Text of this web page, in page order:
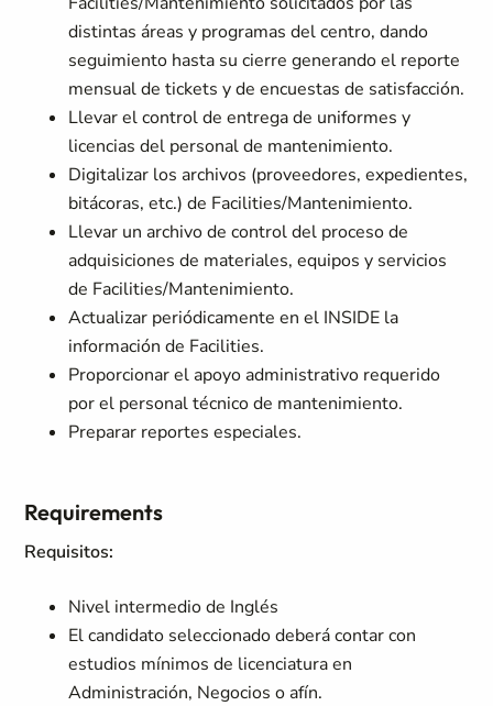
distintas áreas y programas del centro, dando
seguimiento hasta su cierre generando el reporte
mensual de tickets y de encuestas de satisfacción.
Llevar el control de entrega de uniformes y
licencias del personal de mantenimiento.
Digitalizar los archivos (proveedores, expedientes,
bitácoras, etc.) de Facilities/Mantenimiento.
Llevar un archivo de control del proceso de
adquisiciones de materiales, equipos y servicios
de Facilities/Mantenimiento.
Actualizar periódicamente en el INSIDE la
información de Facilities.
Proporcionar el apoyo administrativo requerido
por el personal técnico de mantenimiento.
Preparar reportes especiales.
Requirements
Requisitos:
Nivel intermedio de Inglés
El candidato seleccionado deberá contar con
estudios mínimos de licenciatura en
Administración, Negocios o afín.